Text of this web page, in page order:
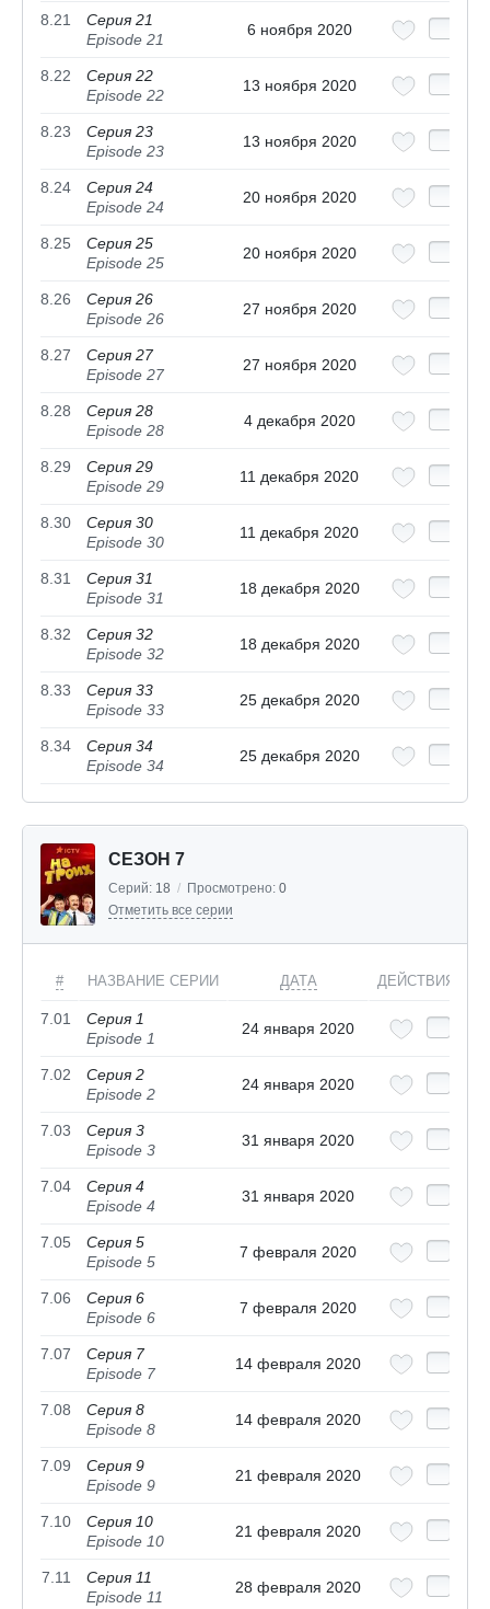
8.21
Серия 21
Episode 21
6 ноября 2020
8.22
Серия 22
Episode 22
13 ноября 2020
8.23
Серия 23
Episode 23
13 ноября 2020
8.24
Серия 24
Episode 24
20 ноября 2020
8.25
Серия 25
Episode 25
20 ноября 2020
8.26
Серия 26
Episode 26
27 ноября 2020
8.27
Серия 27
Episode 27
27 ноября 2020
8.28
Серия 28
Episode 28
4 декабря 2020
8.29
Серия 29
Episode 29
11 декабря 2020
8.30
Серия 30
Episode 30
11 декабря 2020
8.31
Серия 31
Episode 31
18 декабря 2020
8.32
Серия 32
Episode 32
18 декабря 2020
8.33
Серия 33
Episode 33
25 декабря 2020
8.34
Серия 34
Episode 34
25 декабря 2020
СЕЗОН 7
Серий: 18 / Просмотрено: 0
Отметить все серии
# НАЗВАНИЕ СЕРИИ ДАТА ДЕЙСТВИЯ
7.01
Серия 1
Episode 1
24 января 2020
7.02
Серия 2
Episode 2
24 января 2020
7.03
Серия 3
Episode 3
31 января 2020
7.04
Серия 4
Episode 4
31 января 2020
7.05
Серия 5
Episode 5
7 февраля 2020
7.06
Серия 6
Episode 6
7 февраля 2020
7.07
Серия 7
Episode 7
14 февраля 2020
7.08
Серия 8
Episode 8
14 февраля 2020
7.09
Серия 9
Episode 9
21 февраля 2020
7.10
Серия 10
Episode 10
21 февраля 2020
7.11
Серия 11
Episode 11
28 февраля 2020